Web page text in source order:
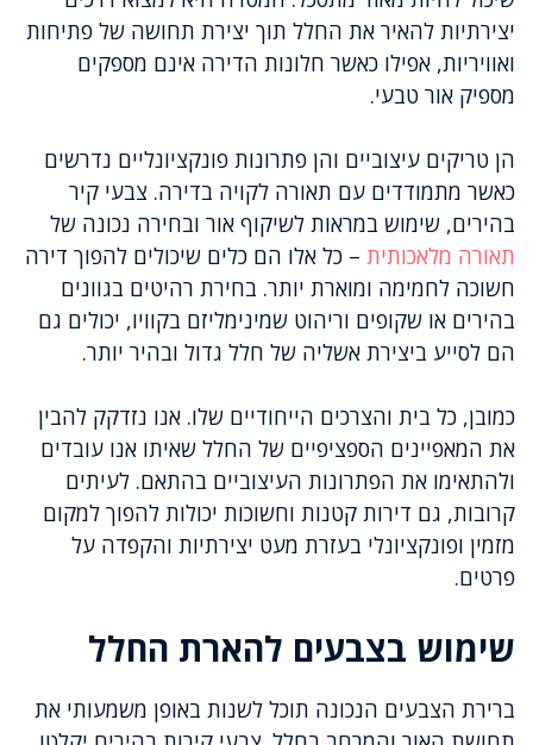
יצירתיות להאיר את החלל תוך יצירת תחושה של פתיחות
ואוויריות, אפילו כאשר חלונות הדירה אינם מספקים
מספיק אור טבעי.
הן טריקים עיצוביים והן פתרונות פונקציונליים נדרשים
כאשר מתמודדים עם תאורה לקויה בדירה. צבעי קיר
בהירים, שימוש במראות לשיקוף אור ובחירה נכונה של
תאורה מלאכותית – כל אלו הם כלים שיכולים להפוך דירה
חשוכה לחמימה ומוארת יותר. בחירת רהיטים בגוונים
בהירים או שקופים וריהוט שמינימליזם בקוויו, יכולים גם
הם לסייע ביצירת אשליה של חלל גדול ובהיר יותר.
כמובן, כל בית והצרכים הייחודיים שלו. אנו נזדקק להבין
את המאפיינים הספציפיים של החלל שאיתו אנו עובדים
ולהתאימו את הפתרונות העיצוביים בהתאם. לעיתים
קרובות, גם דירות קטנות וחשוכות יכולות להפוך למקום
מזמין ופונקציונלי בעזרת מעט יצירתיות והקפדה על
פרטים.
שימוש בצבעים להארת החלל
ברירת הצבעים הנכונה תוכל לשנות באופן משמעותי את